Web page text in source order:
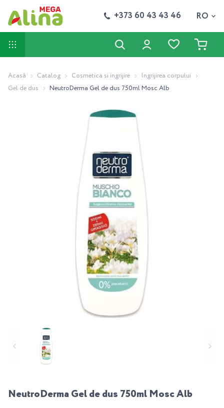
+373 60 43 43 46 RO
Acasă Catalog Cosmetica si ingrijire
Ingrijirea corpului
Gel de dus
NeutroDerma Gel de dus 750ml Mosc Alb
NeutroDerma Gel de dus 750ml Mosc Alb